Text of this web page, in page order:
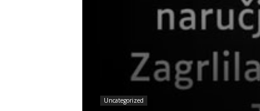
Uncategorized